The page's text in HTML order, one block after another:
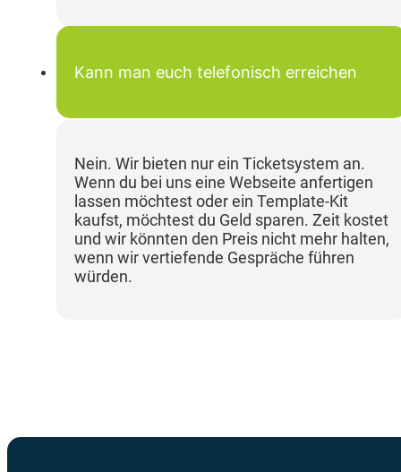
Kann man euch telefonisch erreichen
Nein. Wir bieten nur ein Ticketsystem an.
Wenn du bei uns eine Webseite anfertigen
lassen möchtest oder ein Template-Kit
kaufst, möchtest du Geld sparen. Zeit kostet
und wir könnten den Preis nicht mehr halten,
wenn wir vertiefende Gespräche führen
würden.